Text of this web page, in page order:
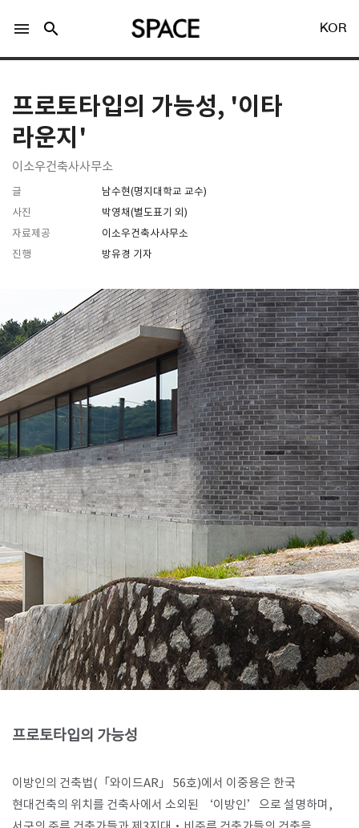
Facebook 로그인
Naver 로그인
SPACE 소개
공지사항
기사문의
광고문의
Contact
menu search KOR
프로토타입의 가능성, '이타
라운지'
이소우건축사사무소
글
남수현(명지대학교 교수)
사진
박영채(별도표기 외)
자료제공
이소우건축사사무소
진행
방유경 기자
프로토타입의 가능성
이방인의 건축법( 「 와이드AR 」 56호)에서 이중용은 한국
현대건축의 위치를 건축사에서 소외된
‘이방인’ 으로 설명하며 ,